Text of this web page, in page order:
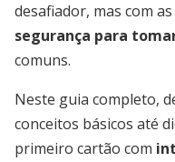
desafiador, mas com
segurança para
comuns.
Neste guia completo,
conceitos básicos até
primeiro cartão com